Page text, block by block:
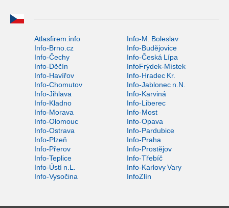
Atlasfirem.info
Info-M. Boleslav
Info-Brno.cz
Info-Budějovice
Info-Čechy
Info-Česká Lípa
Info-Děčín
InfoFrýdek-Místek
Info-Havířov
Info-Hradec Kr.
Info-Chomutov
Info-Jablonec n.N.
Info-Jihlava
Info-Karviná
Info-Kladno
Info-Liberec
Info-Morava
Info-Most
Info-Olomouc
Info-Opava
Info-Ostrava
Info-Pardubice
Info-Plzeň
Info-Praha
Info-Přerov
Info-Prostějov
Info-Teplice
Info-Třebíč
Info-Ústí n.L.
Info-Karlovy Vary
Info-Vysočina
InfoZlín